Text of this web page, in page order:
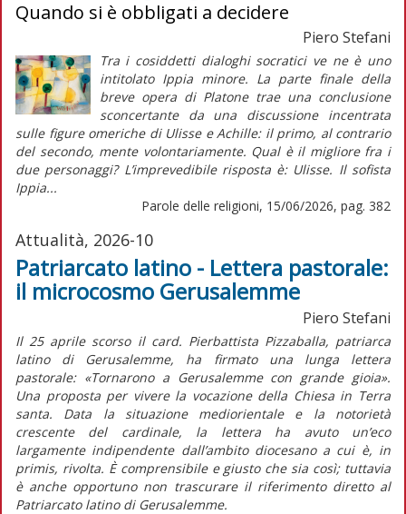
Quando si è obbligati a decidere
Piero Stefani
Tra i cosiddetti dialoghi socratici ve ne è uno
intitolato Ippia minore. La parte finale della
breve opera di Platone trae una conclusione
sconcertante da una discussione incentrata
sulle figure omeriche di Ulisse e Achille: il primo, al contrario
del secondo, mente volontariamente. Qual è il migliore fra i
due personaggi? L’imprevedibile risposta è: Ulisse. Il sofista
Ippia...
Parole delle religioni, 15/06/2026, pag. 382
Attualità, 2026-10
Patriarcato latino - Lettera pastorale:
il microcosmo Gerusalemme
Piero Stefani
Il 25 aprile scorso il card. Pierbattista Pizzaballa, patriarca
latino di Gerusalemme, ha firmato una lunga lettera
pastorale: «Tornarono a Gerusalemme con grande gioia».
Una proposta per vivere la vocazione della Chiesa in Terra
santa. Data la situazione mediorientale e la notorietà
crescente del cardinale, la lettera ha avuto un’eco
largamente indipendente dall’ambito diocesano a cui è, in
primis, rivolta. È comprensibile e giusto che sia così; tuttavia
è anche opportuno non trascurare il riferimento diretto al
Patriarcato latino di Gerusalemme.